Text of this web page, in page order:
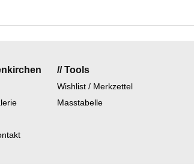
// Tools
Wishlist / Merkzettel
Masstabelle